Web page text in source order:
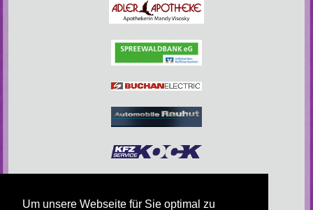
Um unsere Webseite für Sie optimal zu